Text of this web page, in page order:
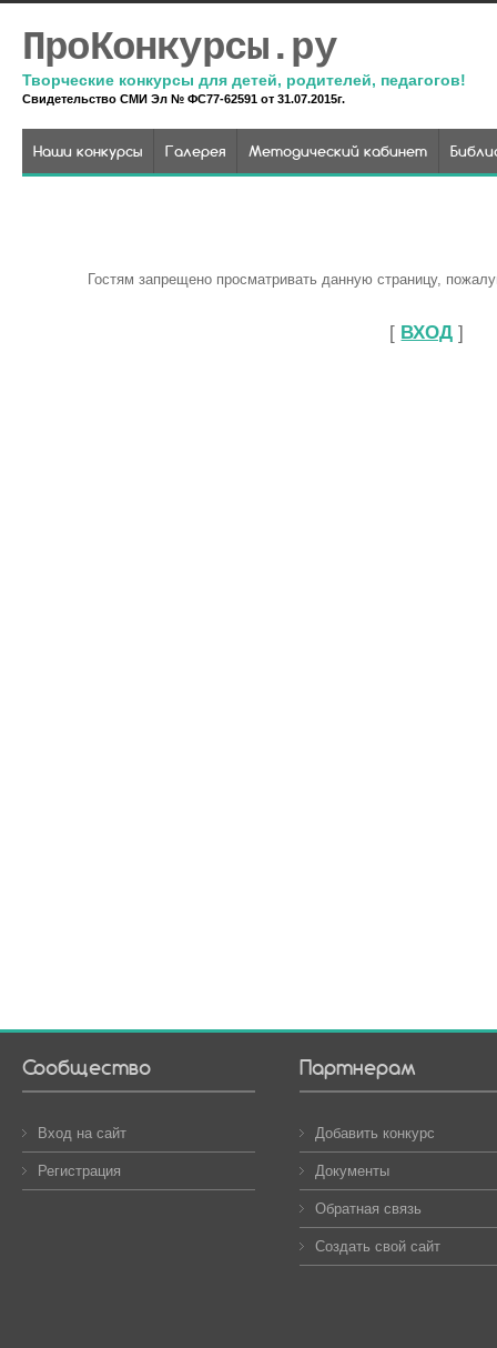
ПроКонкурсы.ру
Творческие конкурсы для детей, родителей, педагогов!
Свидетельство СМИ Эл № ФС77-62591 от 31.07.2015г.
Наши конкурсы Галерея Методический кабинет
Гостям запрещено просматривать данную страницу,
[ ВХОД ]
Сообщество
Вход на сайт
Регистрация
Партнерам
Добавить конкурс
Документы
Обратная связь
Создать свой сайт